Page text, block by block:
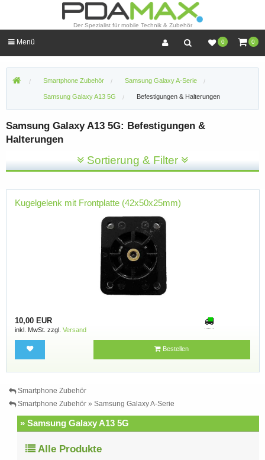
Der Spezialist für mobile Technik & Zubehör
0 0
Menü
Smartphone Zubehör Samsung Galaxy A-Serie
Samsung Galaxy A13 5G Befestigungen & Halterungen
Samsung Galaxy A13 5G: Befestigungen &
Halterungen
Sortierung & Filter
Kugelgelenk mit Frontplatte (42x50x25mm)
10,00 EUR
inkl. MwSt. zzgl. Versand
Bestellen
Smartphone Zubehör
Smartphone Zubehör » Samsung Galaxy A-Serie
» Samsung Galaxy A13 5G
Alle Produkte